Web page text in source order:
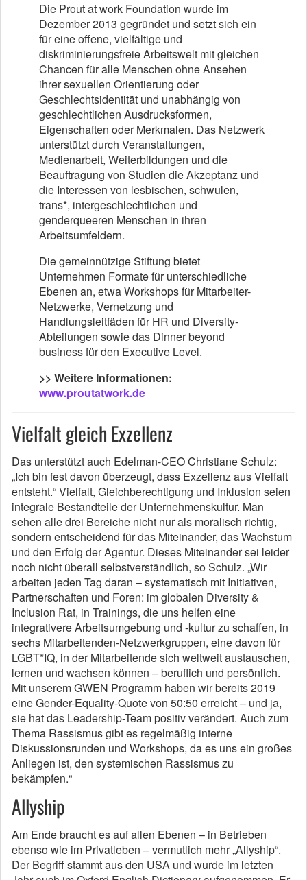
Die Prout at work Foundation wurde im
Dezember 2013 gegründet und setzt sich ein
für eine offene, vielfältige und
diskriminierungsfreie Arbeitswelt mit gleichen
Chancen für alle Menschen ohne Ansehen
ihrer sexuellen Orientierung oder
Geschlechtsidentität und unabhängig von
geschlechtlichen Ausdrucksformen,
Eigenschaften oder Merkmalen. Das Netzwerk
unterstützt durch Veranstaltungen,
Medienarbeit, Weiterbildungen und die
Beauftragung von Studien die Akzeptanz und
die Interessen von lesbischen, schwulen,
trans*, intergeschlechtlichen und
genderqueeren Menschen in ihren
Arbeitsumfeldern.
Die gemeinnützige Stiftung bietet
Unternehmen Formate für unterschiedliche
Ebenen an, etwa Workshops für Mitarbeiter-
Netzwerke, Vernetzung und
Handlungsleitfäden für HR und Diversity-
Abteilungen sowie das Dinner beyond
business für den Executive Level.
>> Weitere Informationen:
www.proutatwork.de
Vielfalt gleich Exzellenz
Das unterstützt auch Edelman-CEO Christiane Schulz:
„Ich bin fest davon überzeugt, dass Exzellenz aus Vielfalt
entsteht.“ Vielfalt, Gleichberechtigung und Inklusion seien
integrale Bestandteile der Unternehmenskultur. Man
sehen alle drei Bereiche nicht nur als moralisch richtig,
sondern entscheidend für das Miteinander, das Wachstum
und den Erfolg der Agentur. Dieses Miteinander sei leider
noch nicht überall selbstverständlich, so Schulz. „Wir
arbeiten jeden Tag daran – systematisch mit Initiativen,
Partnerschaften und Foren: im globalen Diversity &
Inclusion Rat, in Trainings, die uns helfen eine
integrativere Arbeitsumgebung und -kultur zu schaffen, in
sechs Mitarbeitenden-Netzwerkgruppen, eine davon für
LGBT*IQ, in der Mitarbeitende sich weltweit austauschen,
lernen und wachsen können – beruflich und persönlich.
Mit unserem GWEN Programm haben wir bereits 2019
eine Gender-Equality-Quote von 50:50 erreicht – und ja,
sie hat das Leadership-Team positiv verändert. Auch zum
Thema Rassismus gibt es regelmäßig interne
Diskussionsrunden und Workshops, da es uns ein großes
Anliegen ist, den systemischen Rassismus zu
bekämpfen.“
Allyship
Am Ende braucht es auf allen Ebenen – in Betrieben
ebenso wie im Privatleben – vermutlich mehr „Allyship“.
Der Begriff stammt aus den USA und wurde im letzten